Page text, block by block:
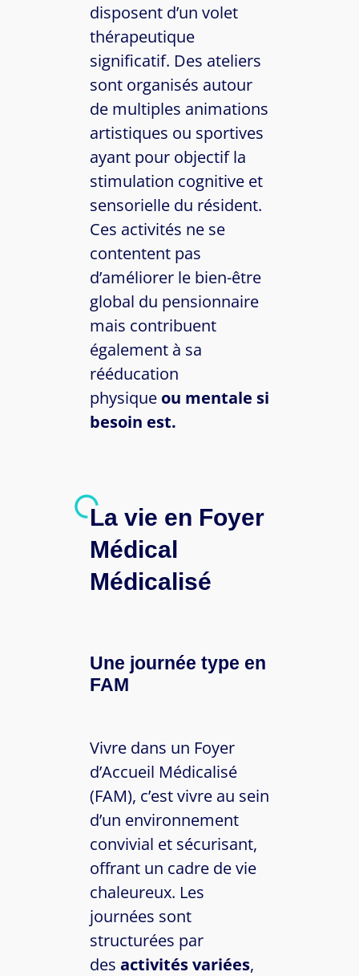
disposent d’un volet
thérapeutique
significatif. Des ateliers
sont organisés autour
de multiples animations
artistiques ou sportives
ayant pour objectif la
stimulation cognitive et
sensorielle du résident.
Ces activités ne se
contentent pas
d’améliorer le bien-être
global du pensionnaire
mais contribuent
également à sa
rééducation
physique ou mentale si
besoin est.
La vie en Foyer
Médical
Médicalisé
Une journée type en
FAM
Vivre dans un Foyer
d’Accueil Médicalisé
(FAM), c’est vivre au sein
d’un environnement
convivial et sécurisant,
offrant un cadre de vie
chaleureux. Les
journées sont
structurées par
des activités variées,